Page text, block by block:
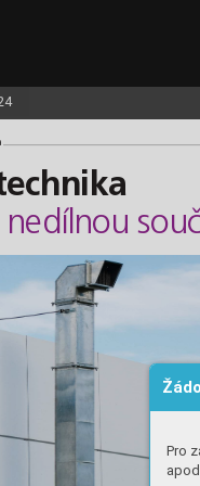
Pro
nedílnou